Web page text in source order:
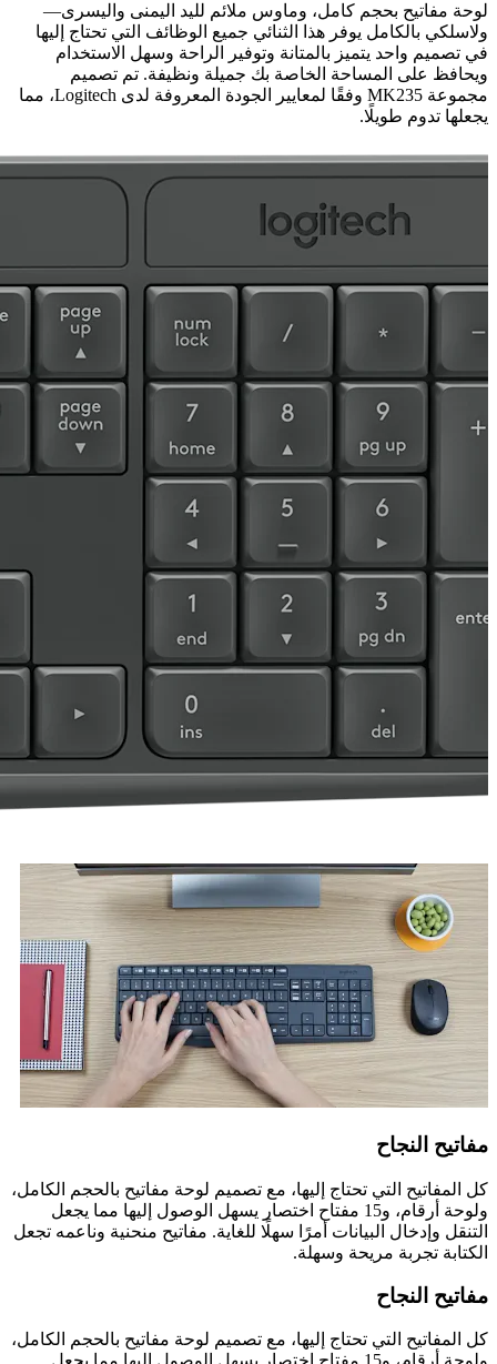
لوحة مفاتيح بحجم كامل، وماوس ملائم لليد اليمنى واليسرى—
ولاسلكي بالكامل يوفر هذا الثنائي جميع الوظائف التي تحتاج إليها
في تصميم واحد يتميز بالمتانة وتوفير الراحة وسهل الاستخدام
ويحافظ على المساحة الخاصة بك جميلة ونظيفة. تم تصميم
مجموعة MK235 وفقًا لمعايير الجودة المعروفة لدى Logitech، مما
يجعلها تدوم طويلًا.
مفاتيح النجاح
كل المفاتيح التي تحتاج إليها، مع تصميم لوحة مفاتيح بالحجم الكامل،
ولوحة أرقام، و15 مفتاح اختصار يسهل الوصول إليها مما يجعل
التنقل وإدخال البيانات أمرًا سهلًا للغاية. مفاتيح منحنية وناعمه تجعل
الكتابة تجربة مريحة وسهلة.
مفاتيح النجاح
كل المفاتيح التي تحتاج إليها، مع تصميم لوحة مفاتيح بالحجم الكامل،